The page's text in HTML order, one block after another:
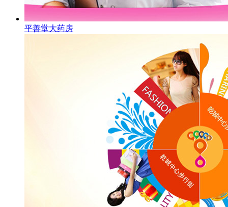
平善堂大药房